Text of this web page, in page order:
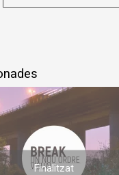
Finalitzat